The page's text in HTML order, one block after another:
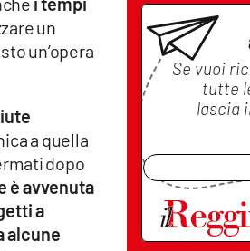
un
un’opera
a quella
dopo
è avvenuta
a
alcune
Se vuoi
tutte
lascia